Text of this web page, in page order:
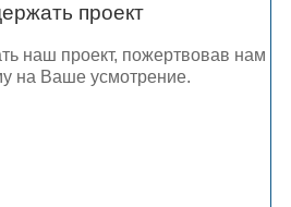
проект
наш проект, пожертвовав нам
на Ваше усмотрение.